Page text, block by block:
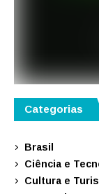
Categorias
Brasil
Ciência e
Cultura e